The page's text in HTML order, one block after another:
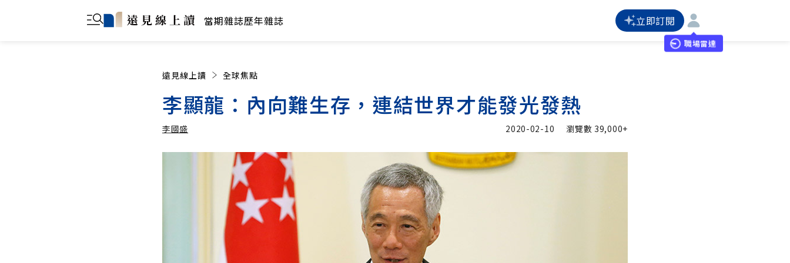
當期雜誌歷年雜誌 立即訂閱
職場雷達
遠見線上讀 全球焦點
李顯龍：內向難生存，連結世界才能發光發熱
李國盛
加入追蹤
2020-02-10 瀏覽數 39,000+